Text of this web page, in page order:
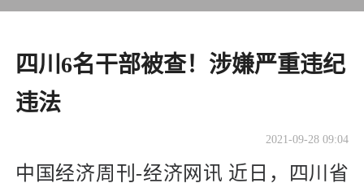
四川6名干部被查！涉嫌严重违纪
违法
2021-09-28 09:04
中国经济周刊-经济网讯 近日，四川省